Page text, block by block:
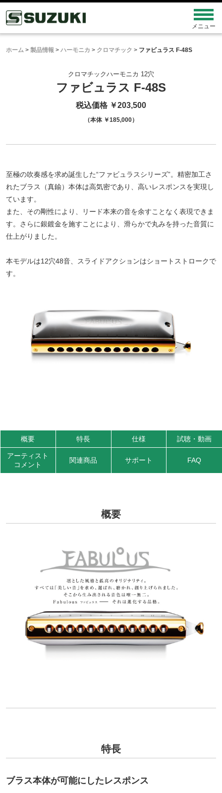
ホーム > 製品情報 > ハーモニカ > クロマチック > ファビュラス F-48S
クロマチックハーモニカ 12穴
ファビュラス F-48S
税込価格 ￥203,500
（本体 ￥185,000）
至極の吹奏感を求め誕生した“ファビュラスシリーズ”。精密加工さ
れたブラス（真鍮）本体は高気密であり、高いレスポンスを実現し
ています。
また、その剛性により、リード本来の音を余すことなく表現できま
す。さらに銀鍍金を施すことにより、滑らかで丸みを持った音質に
仕上がりました。
本モデルは12穴48音、スライドアクションはショートストロークで
す。
概要 特長 仕様 試聴・動画
アーティスト
コメント
関連商品 サポート FAQ
概要
特長
ブラス本体が可能にしたレスポンス